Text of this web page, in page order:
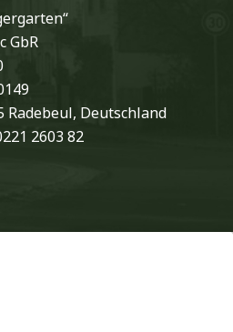
GbR
Radebeul, Deutschland
2603 82